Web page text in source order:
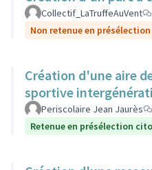
Collectif_LaTruffeAuVent
Non retenue en
Création d'une aire
sportive
Periscolaire Jean Jaurès
Retenue en présélection